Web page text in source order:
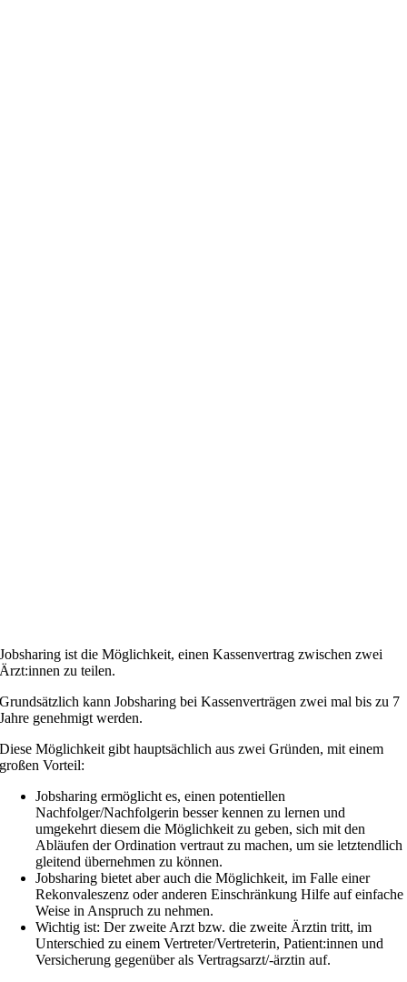
Jobsharing ist die Möglichkeit, einen Kassenvertrag zwischen zwei
Ärzt:innen zu teilen.
Grundsätzlich kann Jobsharing bei Kassenverträgen zwei mal bis zu 7
Jahre genehmigt werden.
Diese Möglichkeit gibt hauptsächlich aus zwei Gründen, mit einem
großen Vorteil:
Jobsharing ermöglicht es, einen potentiellen
Nachfolger/Nachfolgerin besser kennen zu lernen und
umgekehrt diesem die Möglichkeit zu geben, sich mit den
Abläufen der Ordination vertraut zu machen, um sie letztendlich
gleitend übernehmen zu können.
Jobsharing bietet aber auch die Möglichkeit, im Falle einer
Rekonvaleszenz oder anderen Einschränkung Hilfe auf einfache
Weise in Anspruch zu nehmen.
Wichtig ist: Der zweite Arzt bzw. die zweite Ärztin tritt, im
Unterschied zu einem Vertreter/Vertreterin, Patient:innen und
Versicherung gegenüber als Vertragsarzt/-ärztin auf.